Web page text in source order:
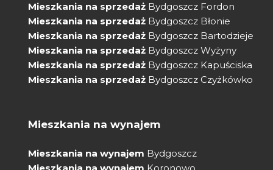
Mieszkania na sprzedaż Bydgoszcz Fordon
Mieszkania na sprzedaż Bydgoszcz Błonie
Mieszkania na sprzedaż Bydgoszcz Bartodzieje
Mieszkania na sprzedaż Bydgoszcz Wyżyny
Mieszkania na sprzedaż Bydgoszcz Kapuściska
Mieszkania na sprzedaż Bydgoszcz Czyżkówko
Mieszkania na wynajem
Mieszkania na wynajem Bydgoszcz